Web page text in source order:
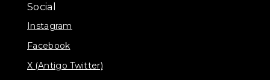
Social
Instagram
Facebook
X (Antigo Twitter)